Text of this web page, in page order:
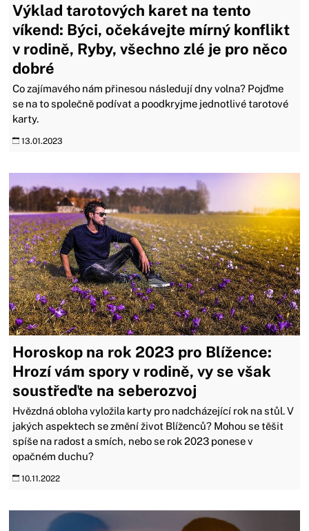
Výklad tarotových karet na tento
víkend: Býci, očekávejte mírný konflikt
v rodině, Ryby, všechno zlé je pro něco
dobré
Co zajímavého nám přinesou následují dny volna? Pojďme
se na to společně podívat a poodkryjme jednotlivé tarotové
karty.
13.01.2023
Horoskop na rok 2023 pro Blížence:
Hrozí vám spory v rodině, vy se však
soustřeďte na seberozvoj
Hvězdná obloha vyložila karty pro nadcházející rok na stůl. V
jakých aspektech se změní život Blíženců? Mohou se těšit
spíše na radost a smích, nebo se rok 2023 ponese v
opačném duchu?
10.11.2022